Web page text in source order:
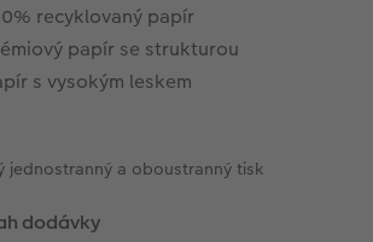
recyklovaný papír
papír se strukturou
s vysokým leskem
jednostranný a oboustranný tisk
dodávky